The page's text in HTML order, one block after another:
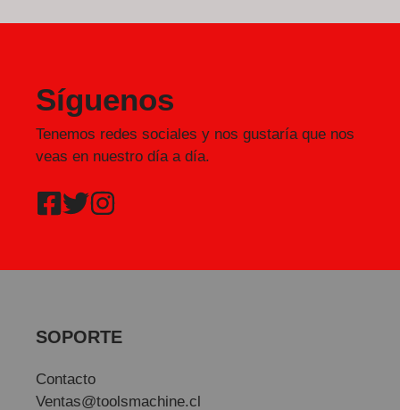
Síguenos
Tenemos redes sociales y nos gustaría que nos
veas en nuestro día a día.
SOPORTE
Contacto
Ventas@toolsmachine.cl